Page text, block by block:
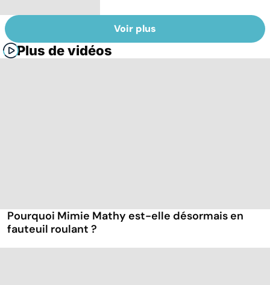
Voir plus
Plus de vidéos
Pourquoi Mimie Mathy est-elle désormais en
fauteuil roulant ?